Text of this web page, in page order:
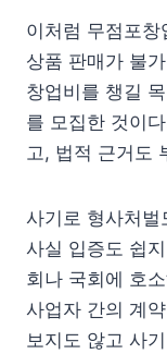
이처럼 무점포창
상품 판매가 불
창업비를 챙길
를 모집한 것이
고, 법적 근거도
사기로 형사처벌
사실 입증도 쉽
회나 국회에 호
사업자 간의 계
보지도 않고 사